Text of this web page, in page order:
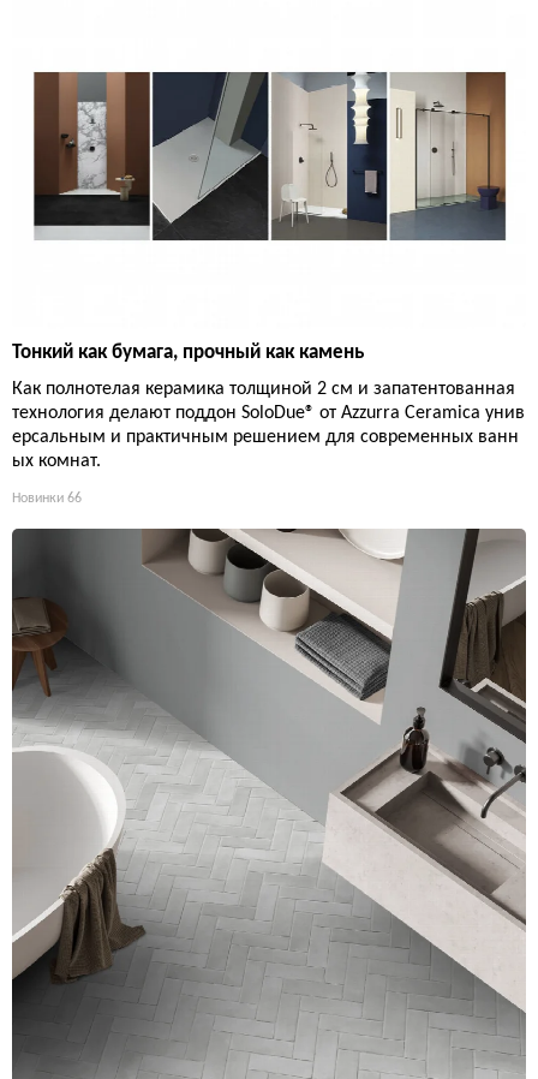
Тонкий как бумага, прочный как камень
Как полнотелая керамика толщиной 2 см и запатентованная
технология делают поддон SoloDue® от Azzurra Ceramica унив
ерсальным и практичным решением для современных ванн
ых комнат.
Новинки 66